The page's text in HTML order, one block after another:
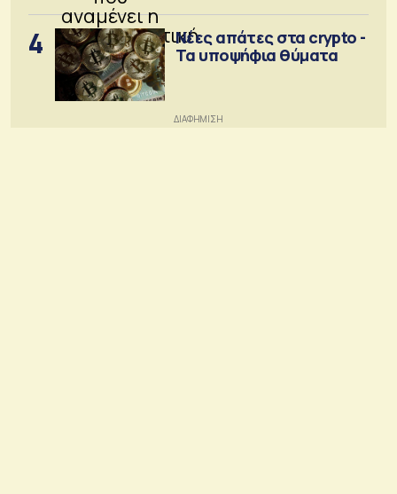
4
Νέες απάτες στα crypto -
Τα υποψήφια θύματα